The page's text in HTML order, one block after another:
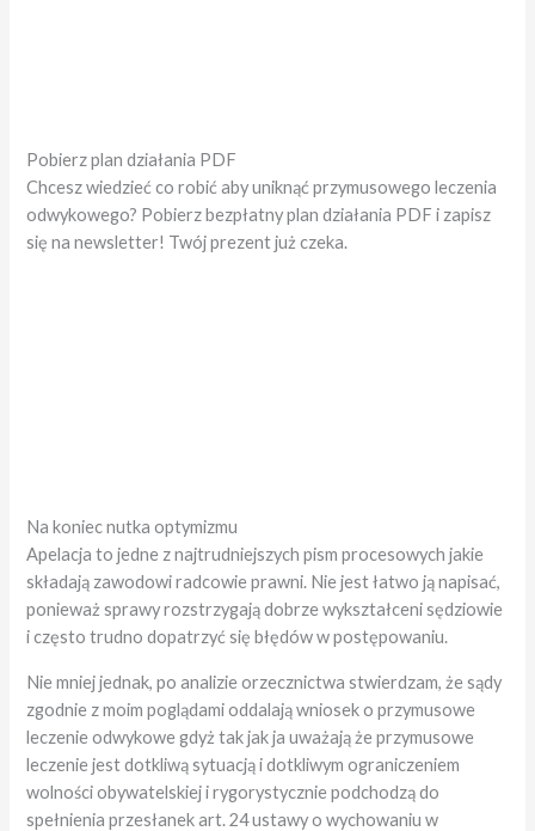
Pobierz plan działania PDF
Chcesz wiedzieć co robić aby uniknąć przymusowego leczenia
odwykowego? Pobierz bezpłatny plan działania PDF i zapisz
się na newsletter! Twój prezent już czeka.
Na koniec nutka optymizmu
Apelacja to jedne z najtrudniejszych pism procesowych jakie
składają zawodowi radcowie prawni. Nie jest łatwo ją napisać,
ponieważ sprawy rozstrzygają dobrze wykształceni sędziowie
i często trudno dopatrzyć się błędów w postępowaniu.
Nie mniej jednak, po analizie orzecznictwa stwierdzam, że sądy
zgodnie z moim poglądami oddalają wniosek o przymusowe
leczenie odwykowe gdyż tak jak ja uważają że przymusowe
leczenie jest dotkliwą sytuacją i dotkliwym ograniczeniem
wolności obywatelskiej i rygorystycznie podchodzą do
spełnienia przesłanek art. 24 ustawy o wychowaniu w